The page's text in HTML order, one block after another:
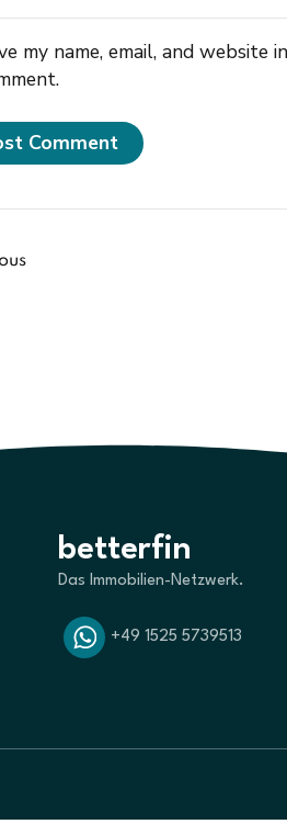
my name, email, and
Comment
betterfin
Das Immobilien-Netzwerk.
+49 1525 5739513